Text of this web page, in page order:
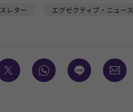
レター エグゼクティブ・ニュース